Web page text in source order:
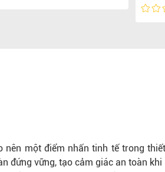
một điểm nhấn tinh tế trong
đứng vững, tạo cảm giác an toàn khi